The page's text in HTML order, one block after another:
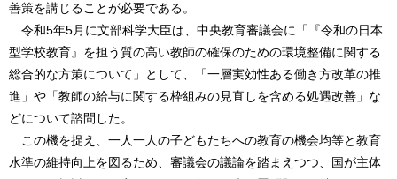
善策を講じることが必要である。
令和5年5月に文部科学大臣は、中央教育審議会に「『令和の日本
型学校教育』を担う質の高い教師の確保のための環境整備に関する
総合的な方策について」として、「一層実効性ある働き方改革の推
進」や「教師の給与に関する枠組みの見直しを含める処遇改善」な
どについて諮問した。
この機を捉え、一人一人の子どもたちへの教育の機会均等と教育
水準の維持向上を図るため、審議会の議論を踏まえつつ、国が主体